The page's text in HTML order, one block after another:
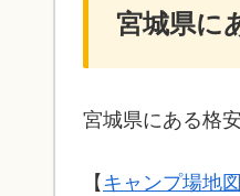
宮城県に
宮城県にある格
【 キャンプ場地